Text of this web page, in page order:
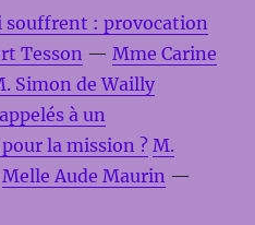
souffrent : provocation
Tesson —Mme Carine
Simon de Wailly
à un
la mission ? M.
Melle Aude Maurin —